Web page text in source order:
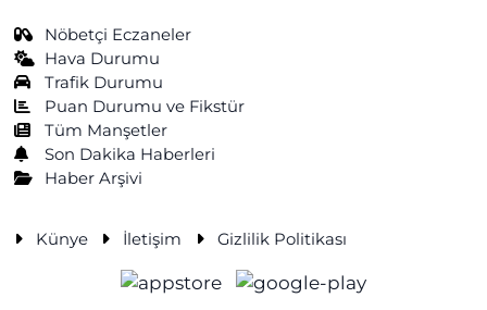
Nöbetçi Eczaneler
Hava Durumu
Trafik Durumu
Puan Durumu ve Fikstür
Tüm Manşetler
Son Dakika Haberleri
Haber Arşivi
Künye İletişim Gizlilik Politikası